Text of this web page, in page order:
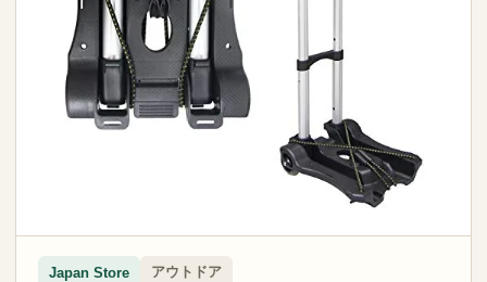
Japan Store アウトドア